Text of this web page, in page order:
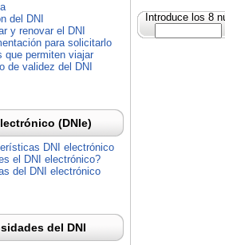
Introduce los 8
del DNI
y renovar el DNI
para solicitarlo
que permiten viajar
de validez del DNI
(DNIe)
DNI electrónico
el DNI electrónico?
del DNI electrónico
del DNI